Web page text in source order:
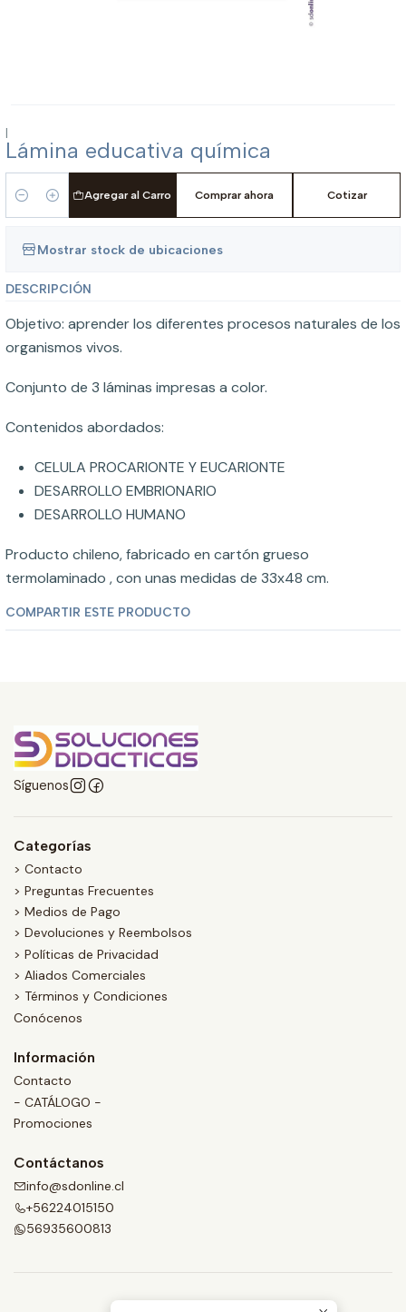
|
Lámina educativa química
Cantidad
Agregar al Carro Comprar ahora Cotizar
Mostrar stock de ubicaciones
DESCRIPCIÓN
Objetivo: aprender los diferentes procesos naturales de los
organismos vivos.
Conjunto de 3 láminas impresas a color.
Contenidos abordados:
CELULA PROCARIONTE Y EUCARIONTE
DESARROLLO EMBRIONARIO
DESARROLLO HUMANO
Producto chileno, fabricado en cartón grueso
termolaminado , con unas medidas de 33x48 cm.
COMPARTIR ESTE PRODUCTO
Síguenos
Categorías
> Contacto
> Preguntas Frecuentes
> Medios de Pago
> Devoluciones y Reembolsos
> Políticas de Privacidad
> Aliados Comerciales
> Términos y Condiciones
Conócenos
Información
Contacto
- CATÁLOGO -
Promociones
Contáctanos
info@sdonline.cl
+56224015150
56935600813